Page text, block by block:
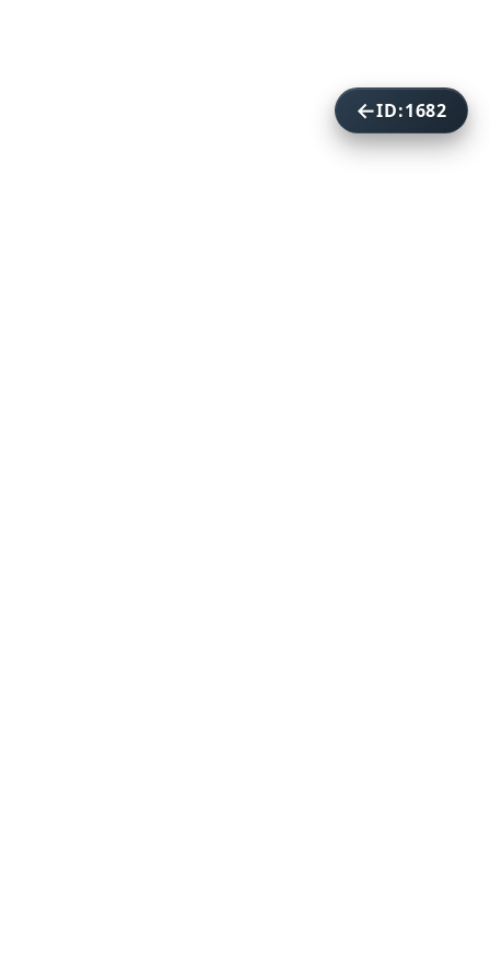
ID:1682